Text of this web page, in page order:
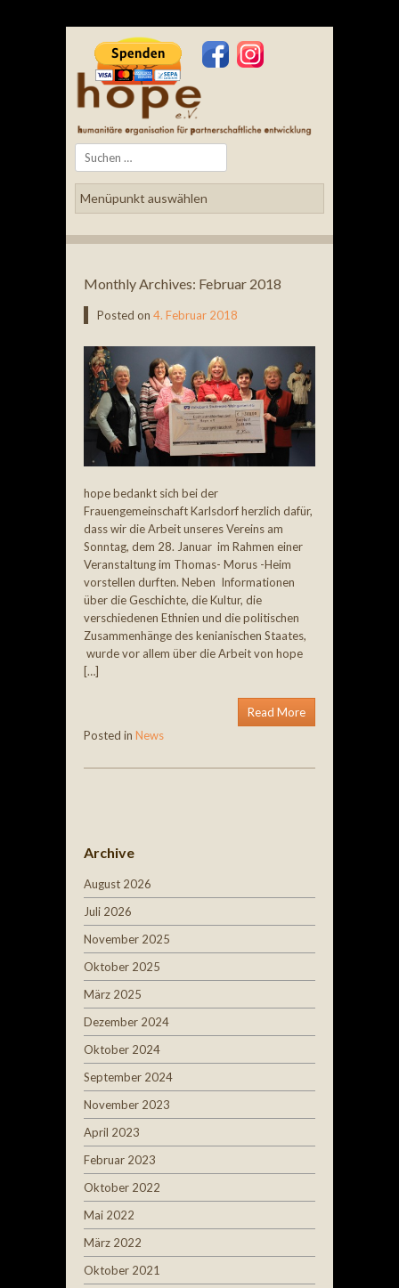
Search
Monthly Archives: Februar 2018
Posted on 4. Februar 2018
hope bedankt sich bei der
Frauengemeinschaft Karlsdorf herzlich dafür,
dass wir die Arbeit unseres Vereins am
Sonntag, dem 28. Januar im Rahmen einer
Veranstaltung im Thomas- Morus -Heim
vorstellen durften. Neben Informationen
über die Geschichte, die Kultur, die
verschiedenen Ethnien und die politischen
Zusammenhänge des kenianischen Staates,
wurde vor allem über die Arbeit von hope
[…]
Read More
Posted in News
Archive
August 2026
Juli 2026
November 2025
Oktober 2025
März 2025
Dezember 2024
Oktober 2024
September 2024
November 2023
April 2023
Februar 2023
Oktober 2022
Mai 2022
März 2022
Oktober 2021